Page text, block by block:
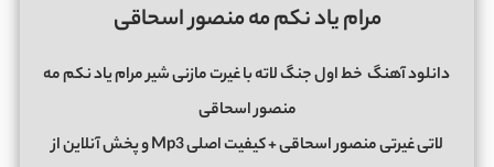
مرام یاد نکم مه منصور اسحاقی
دانلود آهنگ خط اول جنگ لاته با غیرت مازنی شیر مرام یاد نکم مه
منصور اسحاقی
لاتی غیرتی منصور اسحاقی + کیفیت اصلی Mp3 و پخش آنلاین از